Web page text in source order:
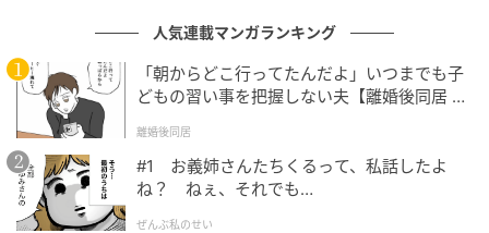
人気連載マンガランキング
「朝からどこ行ってたんだよ」いつまでも子
どもの習い事を把握しない夫【離婚後同居 Vo
離婚後同居
#1 お義姉さんたちくるって、私話したよ
ね？ ねぇ、それでも…
ぜんぶ私のせい